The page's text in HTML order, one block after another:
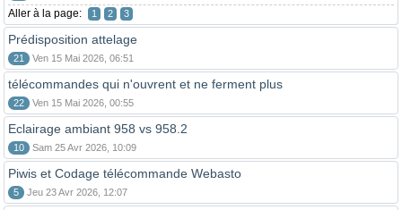
Aller à la page: 1 2 3
Prédisposition attelage
21 Ven 15 Mai 2026, 06:51
télécommandes qui n'ouvrent et ne ferment plus
22 Ven 15 Mai 2026, 00:55
Eclairage ambiant 958 vs 958.2
10 Sam 25 Avr 2026, 10:09
Piwis et Codage télécommande Webasto
5 Jeu 23 Avr 2026, 12:07